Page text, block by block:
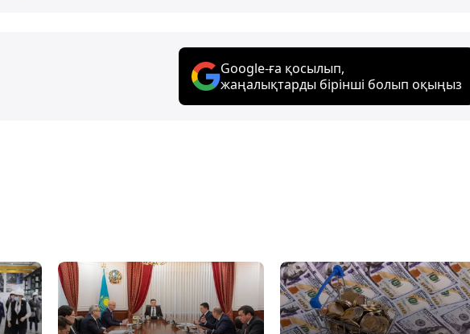
Google-ға қосылып,
жаңалықтарды бірінші болып оқыңыз